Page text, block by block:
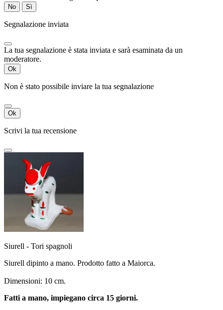
No Sì
Segnalazione inviata
La tua segnalazione è stata inviata e sarà esaminata da un
moderatore.
Ok
Non è stato possibile inviare la tua segnalazione
Ok
Scrivi la tua recensione
Siurell - Tori spagnoli
Siurell dipinto a mano. Prodotto fatto a Maiorca.
Dimensioni: 10 cm.
Fatti a mano, impiegano circa 15 giorni.